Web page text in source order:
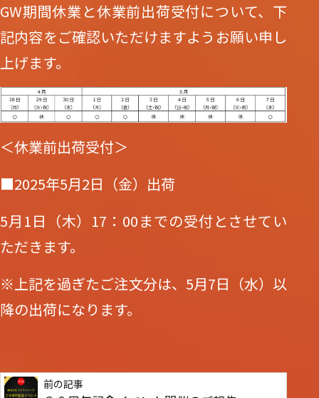
GW期間休業と休業前出荷受付について、下
記内容をご確認いただけますようお願い申し
上げます。
＜休業前出荷受付＞
■2025年5月2日（金）出荷
5月1日（木）17：00までの受付とさせてい
ただきます。
※上記を過ぎたご注文分は、5月7日（水）以
降の出荷になります。
前の記事